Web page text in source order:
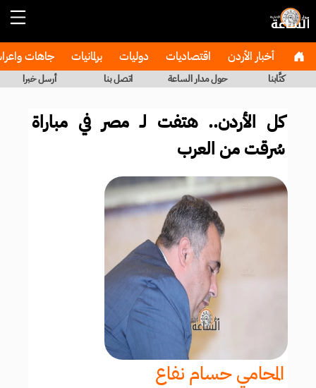
أخبار الأردن اقتصاديات دوليات برلمانيات جاهات
كتَّابنا حول مدار الساعة اتصل بنا أرسل خبرا
كل الأردن.. هتفت لـ مصر في مباراة
سُرقت من العرب
المحامي حسام نفاع